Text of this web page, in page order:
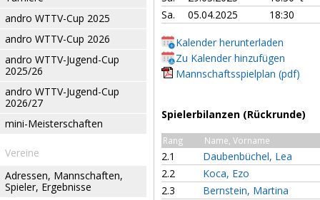
andro WTTV-Cup 2025
andro WTTV-Cup 2026
andro WTTV-Jugend-Cup
2025/26
andro WTTV-Jugend-Cup
2026/27
mini-Meisterschaften
Vereine
Adressen, Mannschaften,
Spieler, Ergebnisse
Sa.
05.04.2025 18:30
Kalender herunterladen
Zu Kalender hinzufügen
Mannschaftsspielplan (pdf)
Spielerbilanzen (Rückrunde)
Rang Name, Vorname
2.1
Daubenbüchel, Lea
2.2
Koca, Ezo
2.3
Bernstein, Martina